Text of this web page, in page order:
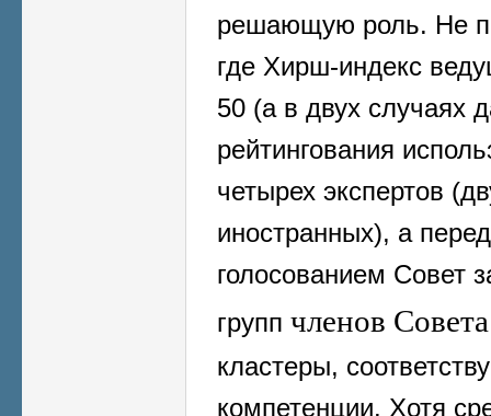
решающую роль. Не
где Хирш-индекс
50 (а в двух случаях
рейтингования
четырех экспертов
иностранных), а
голосованием Совет
групп членов Совета
кластеры,
компетенции. Хотя